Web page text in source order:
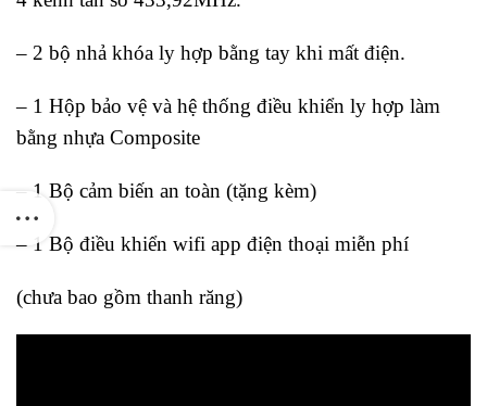
– 2 bộ nhả khóa ly hợp bằng tay khi mất điện.
– 1 Hộp bảo vệ và hệ thống điều khiển ly hợp làm
bằng nhựa Composite
– 1 Bộ cảm biến an toàn (tặng kèm)
– 1 Bộ điều khiển wifi app điện thoại miễn phí
(chưa bao gồm thanh răng)